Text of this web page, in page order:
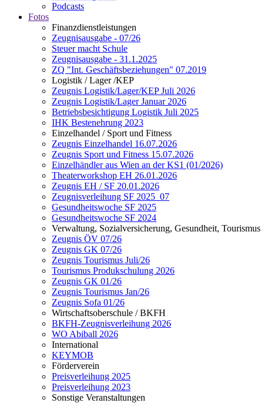
Podcasts
Fotos
Finanzdienstleistungen
Zeugnisausgabe - 07/26
Steuer macht Schule
Zeugnisausgabe - 31.1.2025
ZQ "Int. Geschäftsbeziehungen" 07.2019
Logistik / Lager /KEP
Zeugnis Logistik/Lager/KEP Juli 2026
Zeugnis Logistik/Lager Januar 2026
Betriebsbesichtigung Logistik Juli 2025
IHK Bestenehrung 2023
Einzelhandel / Sport und Fitness
Zeugnis Einzelhandel 16.07.2026
Zeugnis Sport und Fitness 15.07.2026
Einzelhändler aus Wien an der KS1 (01/2026)
Theaterworkshop EH 26.01.2026
Zeugnis EH / SF 20.01.2026
Zeugnisverleihung SF 2025_07
Gesundheitswoche SF 2025
Gesundheitswoche SF 2024
Verwaltung, Sozialversicherung, Gesundheit, Tourismus
Zeugnis ÖV 07/26
Zeugnis GK 07/26
Zeugnis Tourismus Juli/26
Tourismus Produkschulung 2026
Zeugnis GK 01/26
Zeugnis Tourismus Jan/26
Zeugnis Sofa 01/26
Wirtschaftsoberschule / BKFH
BKFH-Zeugnisverleihung 2026
WO Abiball 2026
International
KEYMOB
Förderverein
Preisverleihung 2025
Preisverleihung 2023
Sonstige Veranstaltungen